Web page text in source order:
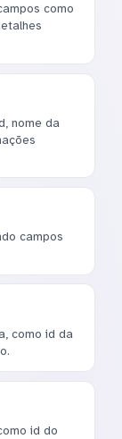
como
nome da
campos
como id da
id do